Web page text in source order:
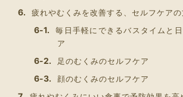
疲れやむくみを改善する、セルフケアの
毎日手軽にできるバスタイムと
ア
足のむくみのセルフケア
顔のむくみのセルフケア